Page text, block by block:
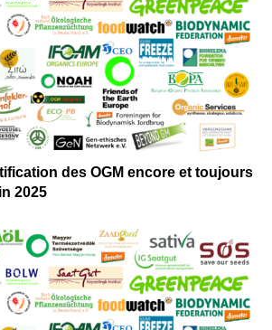
des OGM encore et toujours
2025